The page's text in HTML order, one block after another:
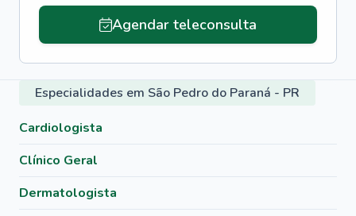
Agendar teleconsulta
Especialidades em São Pedro do Paraná - PR
Cardiologista
Clínico Geral
Dermatologista